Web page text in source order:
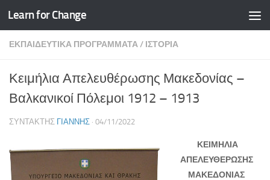
Skip to content
Learn for Change
ΕΚΠΑΙΔΕΥΤΙΚΆ ΠΡΟΓΡΆΜΜΑΤΑ/ ΙΣΤΟΡΊΑ
Κειμήλια Απελευθέρωσης Μακεδονίας –
Βαλκανικοί Πόλεμοι 1912 – 1913
ΣΥΝΤΆΚΤΗΣ ΓΙΆΝΝΗΣ · 04/11/2022
ΚΕΙΜΗΛΙΑ
ΑΠΕΛΕΥΘΕΡΩΣΗΣ
ΜΑΚΕΔΟΝΙΑΣ